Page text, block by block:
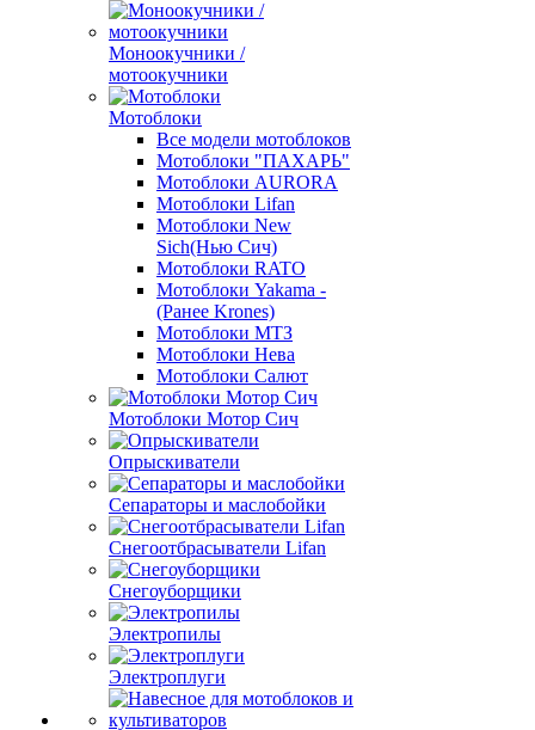
Моноокучники /
мотоокучники
Мотоблоки
Все модели мотоблоков
Мотоблоки "ПАХАРЬ"
Мотоблоки AURORA
Мотоблоки Lifan
Мотоблоки New
Sich(Нью Сич)
Мотоблоки RATO
Мотоблоки Yakama -
(Ранее Krones)
Мотоблоки МТЗ
Мотоблоки Нева
Мотоблоки Салют
Мотоблоки Мотор Сич
Опрыскиватели
Сепараторы и маслобойки
Снегоотбрасыватели Lifan
Снегоуборщики
Электропилы
Электроплуги